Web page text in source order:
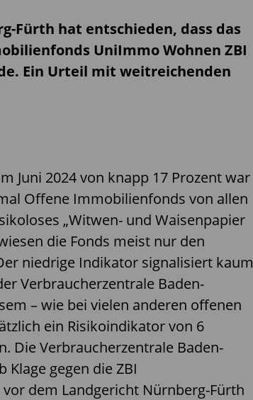
Fürth hat entschieden, dass das
UniImmo Wohnen ZBI
Ein Urteil mit weitreichenden
Juni 2024 von knapp 17 Prozent war
Offene Immobilienfonds von allen
„Witwen- und Waisenpapier
die Fonds meist nur den
niedrige Indikator signalisiert kaum
Verbraucherzentrale Baden-
– wie bei vielen anderen offenen
ein Risikoindikator von 6
Die Verbraucherzentrale Baden-
gegen die ZBI
dem Landgericht Nürnberg-Fürth